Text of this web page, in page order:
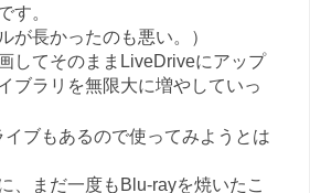
す。
が長かったのも悪い。）
してそのままLiveDriveにアップ
ブラリを無限大に増やしていっ
ブもあるので使ってみようとは
、まだ一度もBlu-rayを焼いたこ